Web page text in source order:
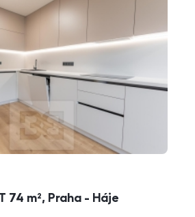
74 m², Praha - Háje